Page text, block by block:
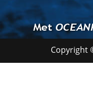
Met
Copyright